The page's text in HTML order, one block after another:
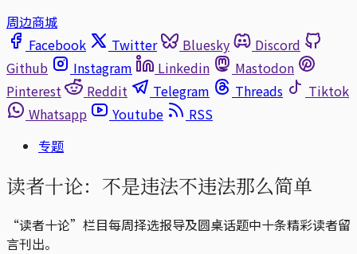
周边商城
Facebook
Twitter Bluesky
Discord
Github
Instagram Linkedin
Mastodon
Pinterest
Reddit Telegram Threads
Tiktok
Whatsapp
Youtube
RSS
专题
读者十论：不是违法不违法那么简单
“读者十论”栏目每周择选报导及圆桌话题中十条精彩读者留
言刊出。